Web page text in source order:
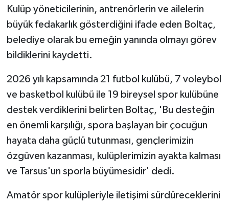
Kulüp yöneticilerinin, antrenörlerin ve ailelerin
büyük fedakarlık gösterdiğini ifade eden Boltaç,
belediye olarak bu emeğin yanında olmayı görev
bildiklerini kaydetti.
2026 yılı kapsamında 21 futbol kulübü, 7 voleybol
ve basketbol kulübü ile 19 bireysel spor kulübüne
destek verdiklerini belirten Boltaç, 'Bu desteğin
en önemli karşılığı, spora başlayan bir çocuğun
hayata daha güçlü tutunması, gençlerimizin
özgüven kazanması, kulüplerimizin ayakta kalması
ve Tarsus'un sporla büyümesidir' dedi.
Amatör spor kulüpleriyle iletişimi sürdüreceklerini